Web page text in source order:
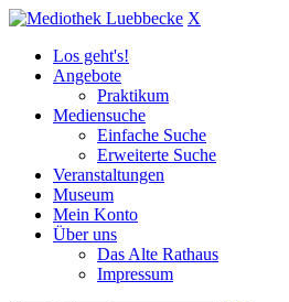
X
Los geht's!
Angebote
Praktikum
Mediensuche
Einfache Suche
Erweiterte Suche
Veranstaltungen
Museum
Mein Konto
Über uns
Das Alte Rathaus
Impressum